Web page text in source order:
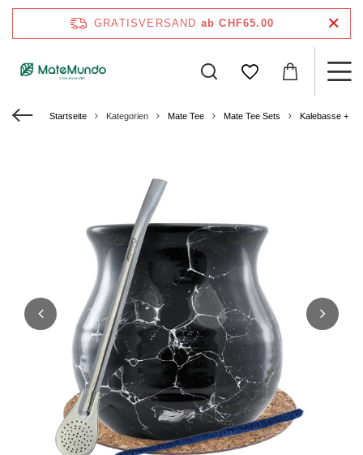
GRATISVERSAND ab CHF65.00
Startseite Kategorien Mate Tee Mate Tee Sets Kalebasse +